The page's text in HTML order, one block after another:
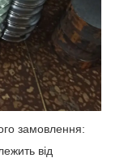
замовлення:
від